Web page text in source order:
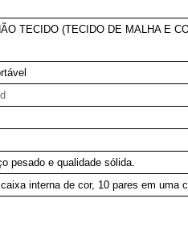
TECIDO (TECIDO DE MALHA E
pesado e qualidade sólida.
interna de cor, 10 pares em uma